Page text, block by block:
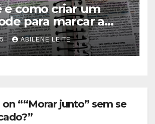
e como criar um
para marcar a
ABILENE LEITE
““Morar junto” sem se